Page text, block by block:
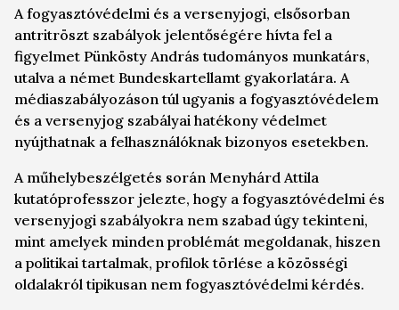
A fogyasztóvédelmi és a versenyjogi, elsősorban
antritröszt szabályok jelentőségére hívta fel a
figyelmet Pünkösty András tudományos munkatárs,
utalva a német Bundeskartellamt gyakorlatára. A
médiaszabályozáson túl ugyanis a fogyasztóvédelem
és a versenyjog szabályai hatékony védelmet
nyújthatnak a felhasználóknak bizonyos esetekben.
A műhelybeszélgetés során Menyhárd Attila
kutatóprofesszor jelezte, hogy a fogyasztóvédelmi és
versenyjogi szabályokra nem szabad úgy tekinteni,
mint amelyek minden problémát megoldanak, hiszen
a politikai tartalmak, profilok törlése a közösségi
oldalakról tipikusan nem fogyasztóvédelmi kérdés.